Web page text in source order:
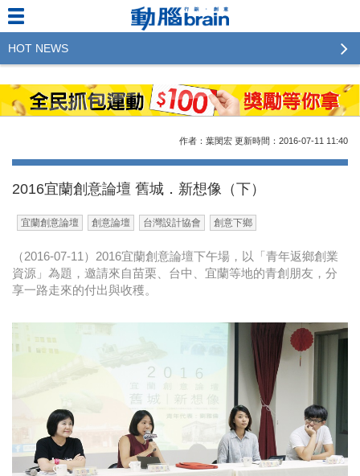
作者：葉閔宏 更新時間：2016-07-11 11:40
2016宜蘭創意論壇 舊城．新想像（下）
宜蘭創意論壇 創意論壇 台灣設計協會 創意下鄉
（2016-07-11）2016宜蘭創意論壇下午場，以「青年返鄉創業
資源」為題，邀請來自苗栗、台中、宜蘭等地的青創朋友，分
享一路走來的付出與收穫。
HOT NEWS
2023行銷傳播傑出貢獻獎 啟動徵件！期許參賽作品
更創新及具影響力
2022行銷傳播傑出貢獻獎得獎名單揭曉，近400位行
感美照
2023台灣民生快消品牌排行 14億次國民消費揭曉品
牌足跡贏家
CSD中衛營運長張德成：中衛跳脫框架 玩出口罩新
金獎的代價 牛恆泰：沒人知道我失去什麼！
台灣百事食品 注重品牌體驗創造差異化
黃麗萍：媒體代理商有幫客戶升級的責任！